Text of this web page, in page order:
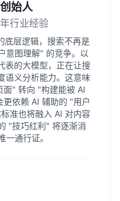
始人
行业经验
底层逻辑，搜索不再是
意图理解" 的竞争。以
表的大模型，正在让搜
语义分析能力。这意味
面" 转向 "构建能被 AI
依赖 AI 辅助的 "用户
准也将融入 AI 对内容
"技巧红利" 将逐渐消
通行证。